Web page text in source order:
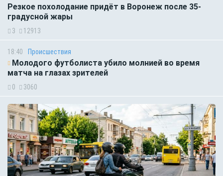
Резкое похолодание придёт в Воронеж после 35-
градусной жары
3 12913
18:40 Происшествия
Молодого футболиста убило молнией во время
матча на глазах зрителей
0 3060